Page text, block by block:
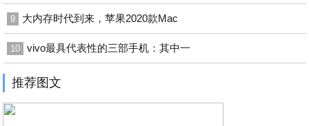
9 大内存时代到来，苹果2020款Mac
10 vivo最具代表性的三部手机：其中一
推荐图文